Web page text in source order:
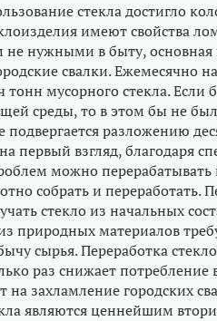
стекла достигло
имеют свойства
не нужными в быту,
свалки. Ежемесячно
тонн мусорного стекла. Если
среды, то в этом бы не
подвергается разложению
первый взгляд, благодаря
можно перерабатывать
собрать и переработать.
стекло из начальных
природных материалов
сырья. Переработка
раз снижает потребление
на захламление городских
являются ценнейшим